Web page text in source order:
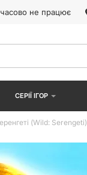
не працює
СЕРІЇ ІГОР
(Wild: Serengeti)